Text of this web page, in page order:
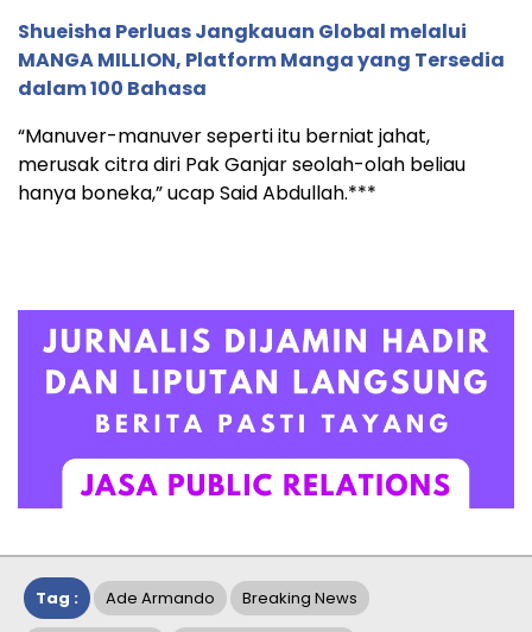
Shueisha Perluas Jangkauan Global melalui
MANGA MILLION, Platform Manga yang Tersedia
dalam 100 Bahasa
“Manuver-manuver seperti itu berniat jahat,
merusak citra diri Pak Ganjar seolah-olah beliau
hanya boneka,” ucap Said Abdullah.***
Tag : Ade Armando Breaking News